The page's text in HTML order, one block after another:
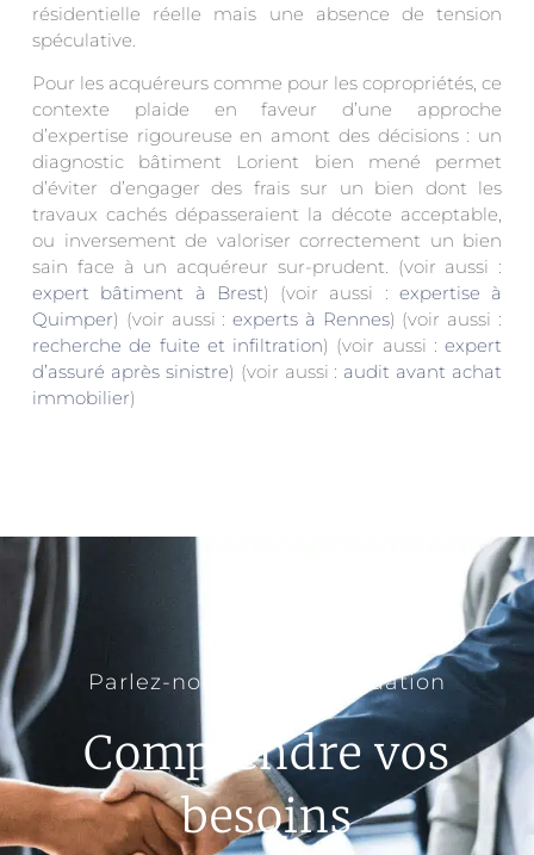
résidentielle réelle mais une absence de tension
spéculative.
Pour les acquéreurs comme pour les copropriétés, ce
contexte plaide en faveur d’une approche
d’expertise rigoureuse en amont des décisions : un
diagnostic bâtiment Lorient bien mené permet
d’éviter d’engager des frais sur un bien dont les
travaux cachés dépasseraient la décote acceptable,
ou inversement de valoriser correctement un bien
sain face à un acquéreur sur-prudent. (voir aussi :
expert bâtiment à Brest) (voir aussi : expertise à
Quimper) (voir aussi :experts à Rennes) (voir aussi :
recherche de fuite et infiltration) (voir aussi : expert
d’assuré après sinistre) (voir aussi : audit avant achat
immobilier)
Parlez-nous de votre situation
Comprendre vos
besoins